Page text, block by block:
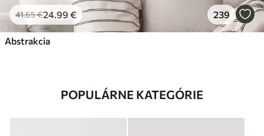
41.65€24.99 € 239
Abstrakcia
POPULÁRNE KATEGÓRIE